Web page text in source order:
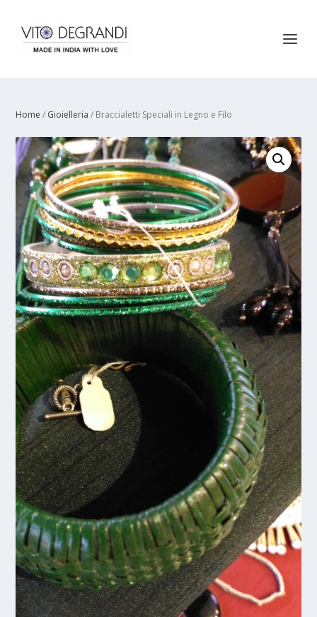
Home / Gioielleria / Braccialetti Speciali in Legno e Filo